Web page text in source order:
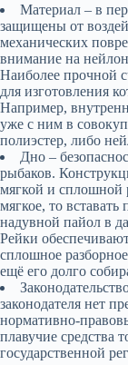
Материал – в
защищены от
механических
внимание на
Наиболее прочной
для изготовления
Например,
уже с ним в
полиэстер, либо
Дно –
рыбаков.
мягкой и сплошной
мягкое, то
надувной пайол в
Рейки
сплошное
ещё его долго
законодателя нет
нормативно-
плавучие средства
государственной